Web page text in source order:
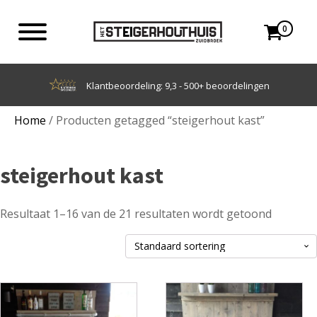
0
Achteraf betalen met Klarna
Home / Producten getagged “steigerhout kast”
steigerhout kast
Resultaat 1–16 van de 21 resultaten wordt getoond
Dit
product
Dit
product